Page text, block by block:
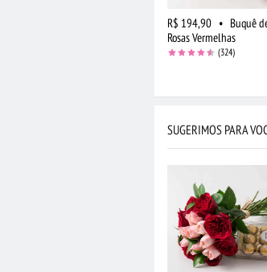
R$ 194,90 • Buquê
Rosas Vermelhas
(324)
SUGERIMOS PARA